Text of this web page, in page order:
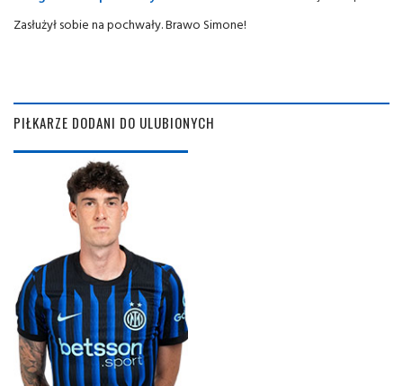
Zasłużył sobie na pochwały. Brawo Simone!
PIŁKARZE DODANI DO ULUBIONYCH